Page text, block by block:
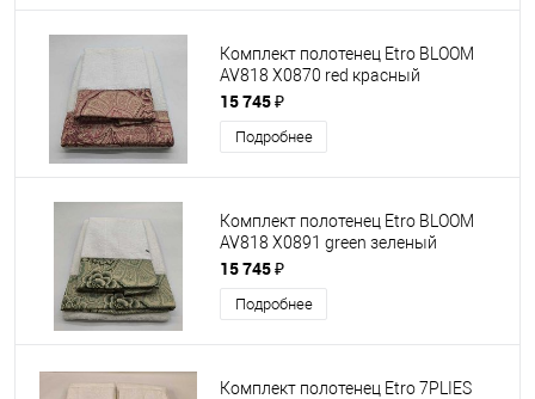
Комплект полотенец Etro BLOOM
AV818 X0870 red красный
60х100+40х60
15 745 ₽
Подробнее
Комплект полотенец Etro BLOOM
AV818 X0891 green зеленый
60х100+40х60
15 745 ₽
Подробнее
Комплект полотенец Etro 7PLIES